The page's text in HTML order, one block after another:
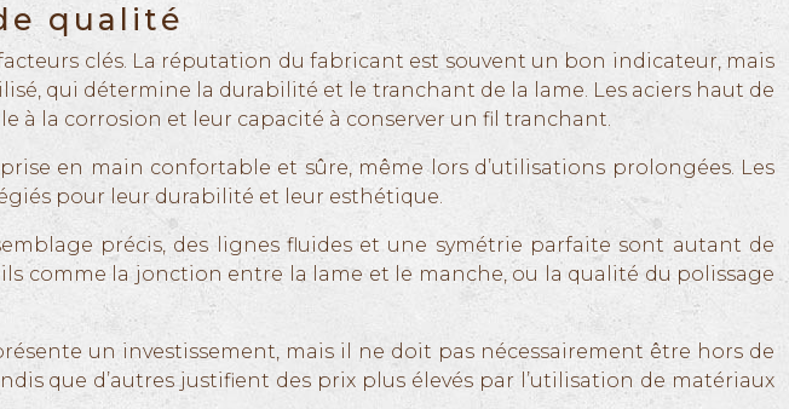
qualité
clés. La réputation du fabricant est souvent un bon indicateur, mais
qui détermine la durabilité et le tranchant de la lame. Les aciers haut de
à la corrosion et leur capacité à conserver un fil tranchant.
en main confortable et sûre, même lors d’utilisations prolongées. Les
pour leur durabilité et leur esthétique.
précis, des lignes fluides et une symétrie parfaite sont autant de
comme la jonction entre la lame et le manche, ou la qualité du polissage
un investissement, mais il ne doit pas nécessairement être hors de
que d’autres justifient des prix plus élevés par l’utilisation de matériaux